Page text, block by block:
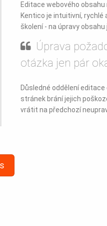
Editace webového
Kentico je intuitivní, rychlé
školení - na úpravy
Úprava
otázka jen pár
Důsledné oddělení
stránek brání jejich
vrátit na předchozí